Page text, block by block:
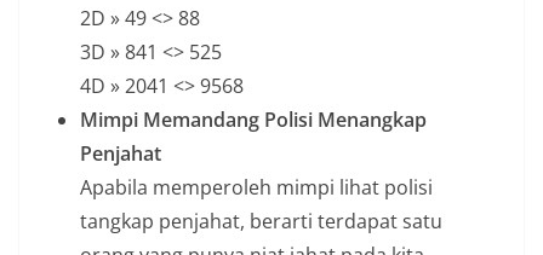
2D » 49 <> 88
3D » 841 <> 525
4D » 2041 <> 9568
Mimpi Memandang Polisi Menangkap
Penjahat
Apabila memperoleh mimpi lihat polisi
tangkap penjahat, berarti terdapat satu